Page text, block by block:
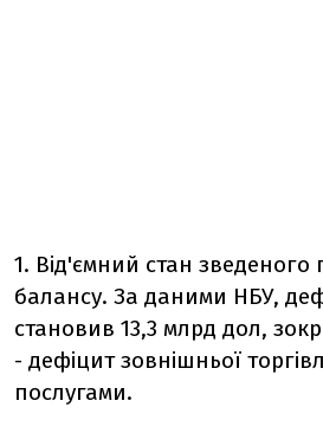
1. Від'ємний стан зведеного
балансу. За даними НБУ,
становив 13,3 млрд дол,
- дефіцит зовнішньої
послугами.